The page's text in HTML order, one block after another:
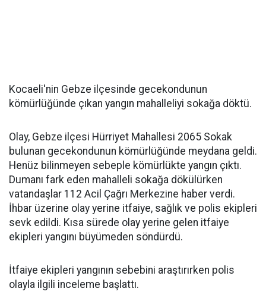
Kocaeli'nin Gebze ilçesinde gecekondunun
kömürlüğünde çıkan yangın mahalleliyi sokağa döktü.
Olay, Gebze ilçesi Hürriyet Mahallesi 2065 Sokak
bulunan gecekondunun kömürlüğünde meydana geldi.
Henüz bilinmeyen sebeple kömürlükte yangın çıktı.
Dumanı fark eden mahalleli sokağa dökülürken
vatandaşlar 112 Acil Çağrı Merkezine haber verdi.
İhbar üzerine olay yerine itfaiye, sağlık ve polis ekipleri
sevk edildi. Kısa sürede olay yerine gelen itfaiye
ekipleri yangını büyümeden söndürdü.
İtfaiye ekipleri yangının sebebini araştırırken polis
olayla ilgili inceleme başlattı.